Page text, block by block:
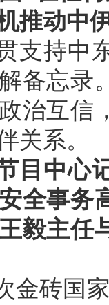
推动中
支持中
备忘录
治互信
关系。
目中心
全事务
毅主任
金砖国